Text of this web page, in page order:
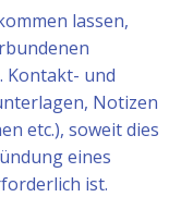
lassen,
Kontakt- und
Notizen
etc.), soweit dies
eines
ist.